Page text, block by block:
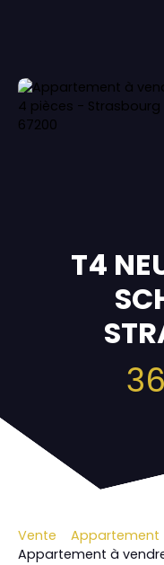
T4
Vente Appartement
Appartement à